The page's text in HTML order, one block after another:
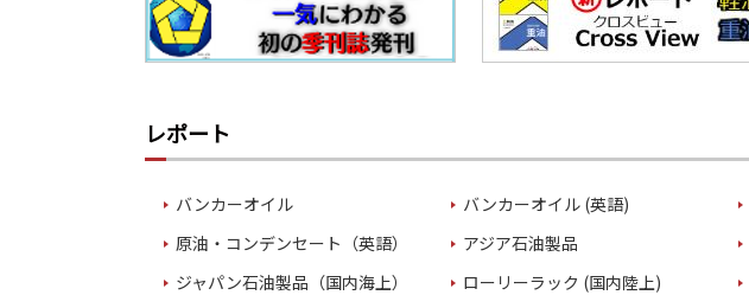
レポート
バンカーオイル バンカーオイル (英語)
原油・コンデンセート（英語）
アジア石油製品
ジャパン石油製品（国内海上）
ローリーラック (国内陸上)